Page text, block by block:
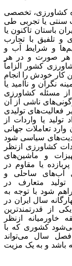
کشاورزی، تخصصی
سنتی یا تجربی طی
باستان تاکنون یا
و تلفیق با تجارب
و شرایط آب و
هر صورت و در هر
کشور الزاماً
کار خودش را انجام
نگران و ناامید یا
مسئله کشاورزی
ناشی از آن
تولیدی
یا واردات از
تعاملات جهانی
سیاسی شود
کشاورزی ازنظر
و ماشین‌های
یا مقاوم در
آب‌های ساحلی و
متعارف در
شود با توجه به
سال ایران در
از قدرتمندترین
ازنظر
کشوری که با
فصل سال می‌تواند
باشد و به یک مزیت